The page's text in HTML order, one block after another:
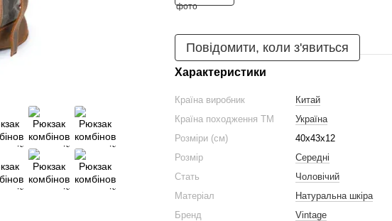
Повідомити, коли з'явиться
Характеристики
Країна виробник
Китай
Країна походження ТМ
Україна
Розміри (см)
40х43х12
Розмір
Середні
Стать
Чоловічий
Матеріал
Натуральна шкіра
Бренд
Vintage